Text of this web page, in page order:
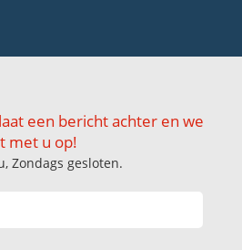
een bericht achter en we
met u op!
Zondags gesloten.